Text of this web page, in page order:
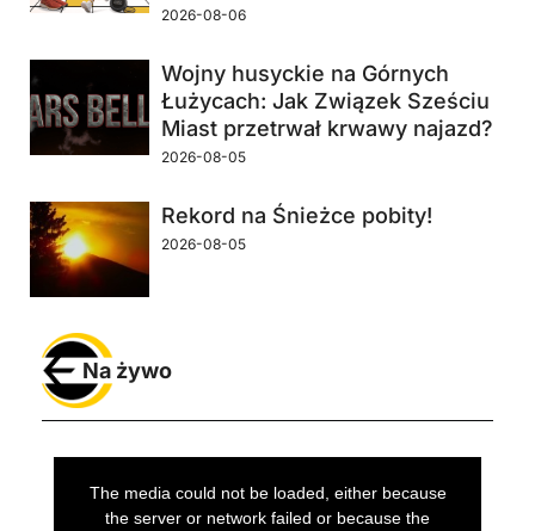
2026-08-06
Wojny husyckie na Górnych
Łużycach: Jak Związek Sześciu
Miast przetrwał krwawy najazd?
2026-08-05
Rekord na Śnieżce pobity!
2026-08-05
Na żywo